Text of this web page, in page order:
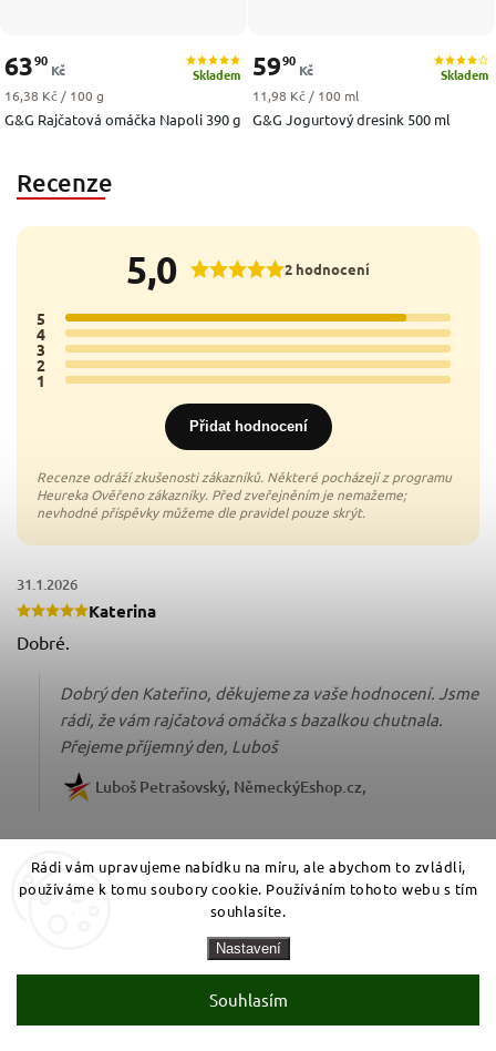
Rádi vám upravujeme nabídku na míru, ale abychom to zvládli,
používáme k tomu soubory cookie. Používáním tohoto webu s tím
souhlasíte.
Nastavení
Souhlasím
G&G Rajčatová omáčka Napoli 390 g
Skladem
6390
Kč
Měrná cena:
16,38 Kč / 100 g
G&G Jogurtový dresink 500 ml
Skladem
5990
Kč
Měrná cena:
11,98 Kč / 100 ml
Recenze
5,0 2 hodnocení
5 2x
4 0x
3 0x
2 0x
1 0x
Přidat hodnocení
Katerina
31.1.2026
Dobré.
Luboš Petrašovský, NěmeckýEshop.cz
Dobrý den Kateřino, děkujeme za vaše hodnocení. Jsme
rádi, že vám rajčatová omáčka s bazalkou chutnala.
Přejeme příjemný den, Luboš